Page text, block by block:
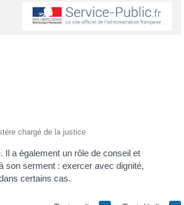
chargé de la justice
Il a également un rôle de conseil et
son serment : exercer avec dignité,
certains cas.